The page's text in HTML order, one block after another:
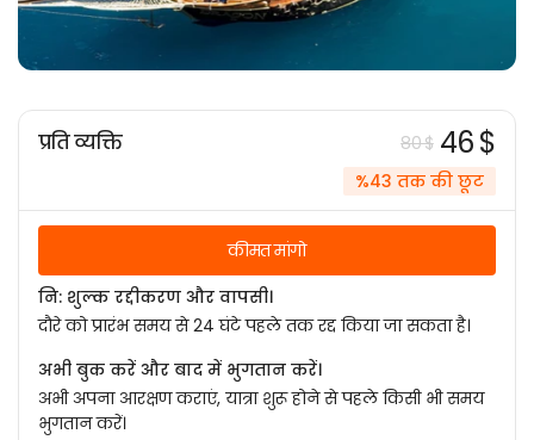
प्रति व्यक्ति 80 $ 46 $
%43 तक की छूट
कीमत मांगो
नि: शुल्क रद्दीकरण और वापसी।
दौरे को प्रारंभ समय से 24 घंटे पहले तक रद्द किया जा सकता है।
अभी बुक करें और बाद में भुगतान करें।
अभी अपना आरक्षण कराएं, यात्रा शुरू होने से पहले किसी भी समय
भुगतान करें।